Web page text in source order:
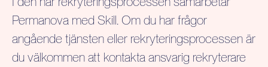
Permanova med Skill. Om du har frågor
angående tjänsten eller rekryteringsprocessen är
du välkommen att kontakta ansvarig rekryterare